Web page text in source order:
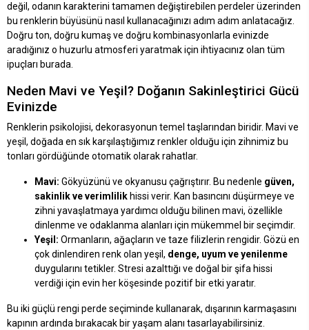
değil, odanın karakterini tamamen değiştirebilen perdeler üzerinden
bu renklerin büyüsünü nasıl kullanacağınızı adım adım anlatacağız.
Doğru ton, doğru kumaş ve doğru kombinasyonlarla evinizde
aradığınız o huzurlu atmosferi yaratmak için ihtiyacınız olan tüm
ipuçları burada.
Neden Mavi ve Yeşil? Doğanın Sakinleştirici Gücü
Evinizde
Renklerin psikolojisi, dekorasyonun temel taşlarından biridir. Mavi ve
yeşil, doğada en sık karşılaştığımız renkler olduğu için zihnimiz bu
tonları gördüğünde otomatik olarak rahatlar.
Mavi: Gökyüzünü ve okyanusu çağrıştırır. Bu nedenle güven,
sakinlik ve verimlilik hissi verir. Kan basıncını düşürmeye ve
zihni yavaşlatmaya yardımcı olduğu bilinen mavi, özellikle
dinlenme ve odaklanma alanları için mükemmel bir seçimdir.
Yeşil: Ormanların, ağaçların ve taze filizlerin rengidir. Gözü en
çok dinlendiren renk olan yeşil, denge, uyum ve yenilenme
duygularını tetikler. Stresi azalttığı ve doğal bir şifa hissi
verdiği için evin her köşesinde pozitif bir etki yaratır.
Bu iki güçlü rengi perde seçiminde kullanarak, dışarının karmaşasını
kapının ardında bırakacak bir yaşam alanı tasarlayabilirsiniz.